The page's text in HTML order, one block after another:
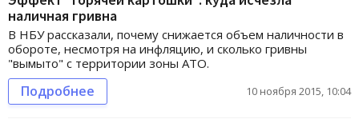
наличная гривна
В НБУ рассказали, почему снижается объем наличности в
обороте, несмотря на инфляцию, и сколько гривны
"вымыто" с территории зоны АТО.
Подробнее 10 ноября 2015, 10:04